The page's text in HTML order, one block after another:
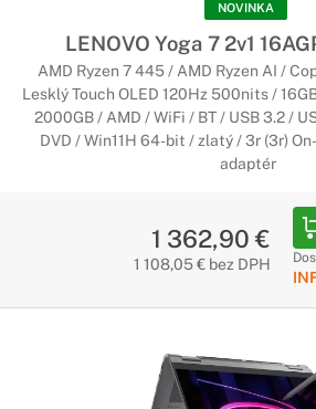
NOVINKA
LENOVO Yoga 7 2v1
AMD Ryzen 7 445 / AMD Ryzen AI /
Lesklý Touch OLED 120Hz 500nits /
2000GB / AMD / WiFi / BT / USB 3.2 /
DVD / Win11H 64-bit / zlatý / 3r (3r)
adaptér
1 362,90 €
1 108,05 € bez DPH